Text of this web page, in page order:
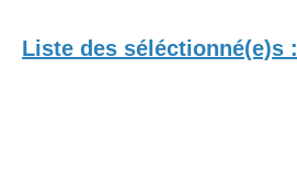
Liste des séléctionné(e)s :